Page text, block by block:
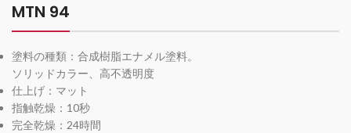
MTN 94
塗料の種類：合成樹脂エナメル塗料。
ソリッドカラー、高不透明度
仕上げ：マット
指触乾燥：10秒
完全乾燥：24時間